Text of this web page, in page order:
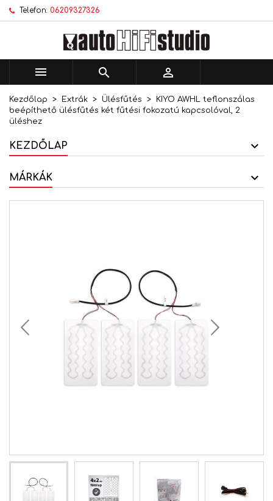
Telefon: 06209327326
  
Kezdőlap Extrák Ülésfűtés
KIYO AWHL teflonszálas
beépíthető ülésfűtés két fűtési fokozatú kapcsolóval, 2
üléshez
KEZDŐLAP
MÁRKÁK
Kívánságlistáim ×
Új lista létrehozása
Kívánságlista létrehozása ×
Kívánságlista neve
Bejelentkezés ×
történő mentéséhez.
Mégsem Bejelentkezés